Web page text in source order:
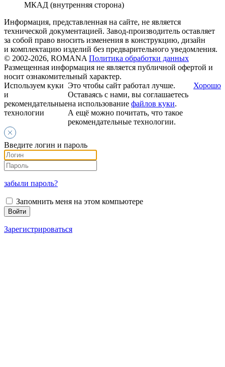
МКАД (внутренняя сторона)
Информация, представленная на сайте, не является
технической документацией. Завод-производитель оставляет
за собой право вносить изменения в конструкцию, дизайн
и комплектацию изделий без предварительного уведомления.
© 2002-2026, ROMANA Политика обработки данных
Размещенная информация не является публичной офертой и
носит ознакомительный характер.
Используем куки
и
рекомендательные
технологии
Это чтобы сайт работал лучше.
Оставаясь с нами, вы соглашаетесь
на использование файлов куки.
А ещё можно почитать, что такое
рекомендательные технологии.
Хорошо
Введите логин и пароль
забыли пароль?
Запомнить меня на этом компьютере
Зарегистрироваться